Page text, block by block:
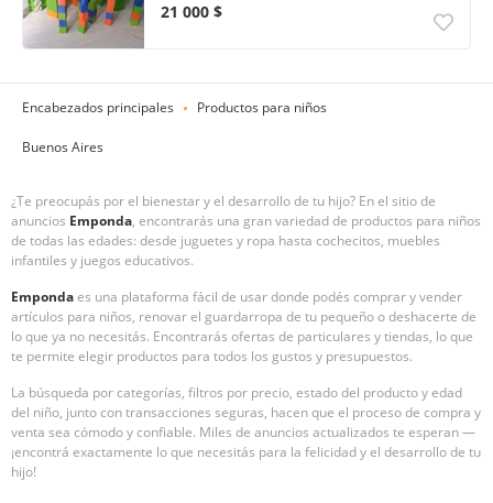
21 000 $
Encabezados principales Productos para niños
Buenos Aires
¿Te preocupás por el bienestar y el desarrollo de tu hijo? En el sitio de
anuncios Emponda, encontrarás una gran variedad de productos para niños
de todas las edades: desde juguetes y ropa hasta cochecitos, muebles
infantiles y juegos educativos.
Empondaes una plataforma fácil de usar donde podés comprar y vender
artículos para niños, renovar el guardarropa de tu pequeño o deshacerte de
lo que ya no necesitás. Encontrarás ofertas de particulares y tiendas, lo que
te permite elegir productos para todos los gustos y presupuestos.
La búsqueda por categorías, filtros por precio, estado del producto y edad
del niño, junto con transacciones seguras, hacen que el proceso de compra y
venta sea cómodo y confiable. Miles de anuncios actualizados te esperan —
¡encontrá exactamente lo que necesitás para la felicidad y el desarrollo de tu
hijo!